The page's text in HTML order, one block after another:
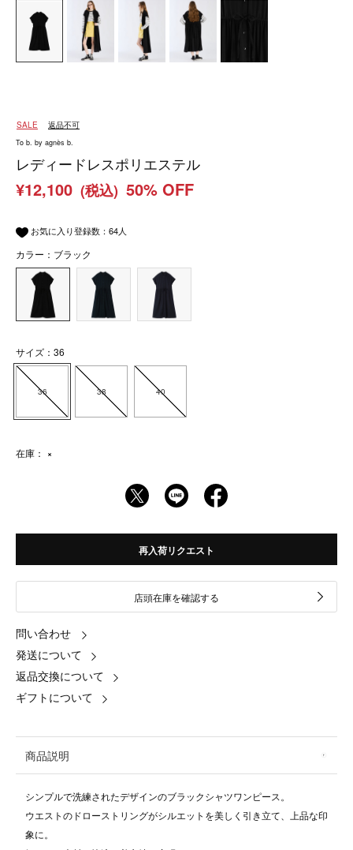
SALE 返品不可
To b. by agnès b.
レディードレスポリエステル
¥12,100 (税込) 50% OFF
お気に入り登録数： 64人
カラー：ブラック
サイズ：36
36 38 40
在庫： ×
再入荷リクエスト
店頭在庫を確認する
問い合わせ
発送について
返品交換について
ギフトについて
商品説明
シンプルで洗練されたデザインのブラックシャツワンピース。
ウエストのドローストリングがシルエットを美しく引き立て、上品な印
象に。